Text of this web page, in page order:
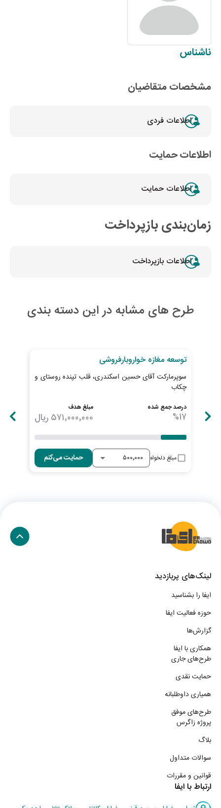
ناشناس
مشخصات متقاضیان
اطلاعات فردی
اطلاعات حمایت
اطلاعات حمایت
زمان‌بندی بازپرداخت
اطلاعات بازپرداخت
طرح های مشابه در این دسته بندی
توسعه مغازه خواروبارفروشی
سوپرمارکت آقای حسین اسکندری، قلب تپنده روستای و
چکاب
درصد جمع شده
%17
مبلغ هدف
۵۷۱٬۰۰۰٬۰۰۰ ریال
مبلغ دلخواه حمایت می‌کنم
لینک‌های پربازدید
ایفا را بشناسید
حوزه فعالیت ایفا
گزارش‌ها
همکاری با ایفا
طرح‌های جاری
حمایت نقدی
همیاری داوطلبانه
طرح‌های موفق
پروژه زاگرس
بلاگ
سوالات متداول
قوانین و مقررات
ارتباط با ایفا